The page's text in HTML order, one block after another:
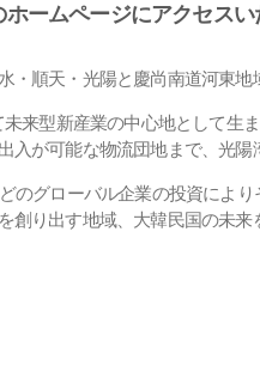
ームページにアクセスい
順天・光陽と慶尚南道河東
来型新産業の中心地として生
入が可能な物流団地まで、光
のグローバル企業の投資によ
り出す地域、大韓民国の未